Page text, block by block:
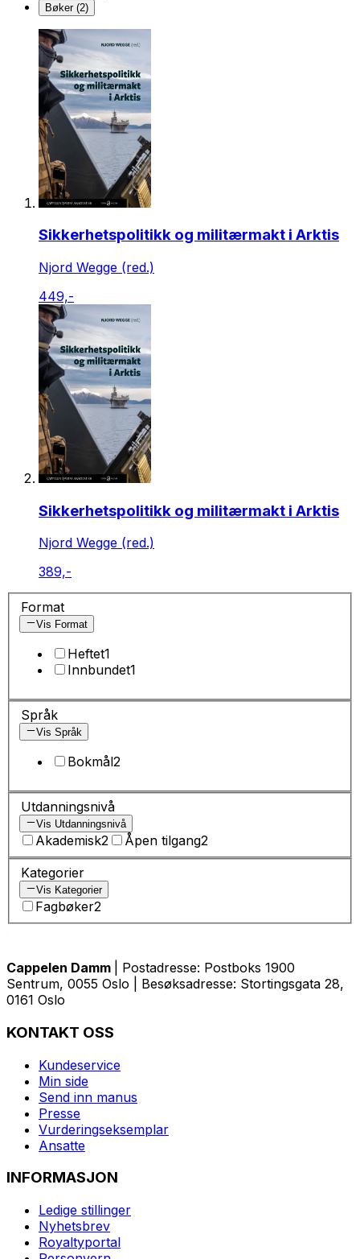
Bøker (2)
Sikkerhetspolitikk og militærmakt i Arktis
Njord Wegge (red.)
449,-
Sikkerhetspolitikk og militærmakt i Arktis
Njord Wegge (red.)
389,-
Format
Vis Format
Heftet1
Innbundet1
Språk
Vis Språk
Bokmål2
Utdanningsnivå
Vis Utdanningsnivå
Akademisk2 Åpen tilgang2
Kategorier
Vis Kategorier
Fagbøker2
Cappelen Damm
| Postadresse: Postboks 1900
Sentrum, 0055 Oslo | Besøksadresse: Stortingsgata 28,
0161 Oslo
KONTAKT OSS
Kundeservice
Min side
Send inn manus
Presse
Vurderingseksemplar
Ansatte
INFORMASJON
Ledige stillinger
Nyhetsbrev
Royaltyportal